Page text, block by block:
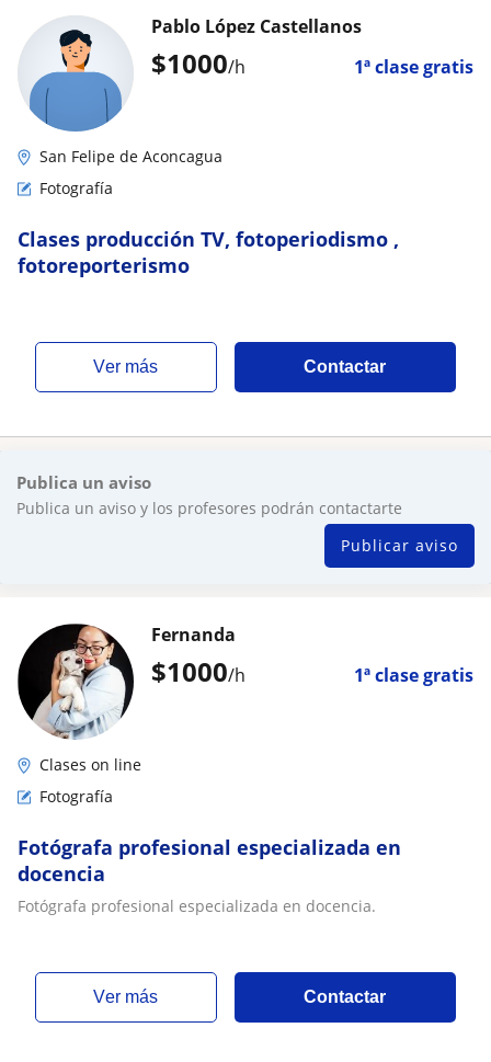
$1000/h 1ª clase gratis
Pablo López Castellanos
San Felipe de Aconcagua
Fotografía
Clases producción TV, fotoperiodismo ,
fotoreporterismo
ver más Contactar
Publica un aviso
Publica un aviso y los profesores podrán contactarte
Publicar aviso
$1000/h 1ª clase gratis
Fernanda
Clases on line
Fotografía
Fotógrafa profesional especializada en
docencia
Fotógrafa profesional especializada en docencia.
ver más Contactar